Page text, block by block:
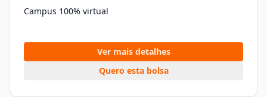
Campus 100% virtual
Ver mais detalhes
Quero esta bolsa